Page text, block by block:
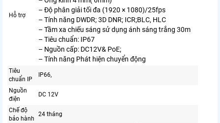
Hỗ trợ
– Độ phân giải tối đa (1920 × 1080)/25fps
– Tính năng DWDR; 3D DNR; ICR;BLC, HLC
– Tầm xa chiếu sáng sử dụng ánh sáng trắng 30m
– Tiêu chuẩn: IP67
– Nguồn cấp: DC12V& PoE;
– Tính năng Phát hiện chuyển động
Tiêu
chuẩn IP
IP66,
Nguồn
điện
DC 12V
Chế độ
bảo hành
24 tháng